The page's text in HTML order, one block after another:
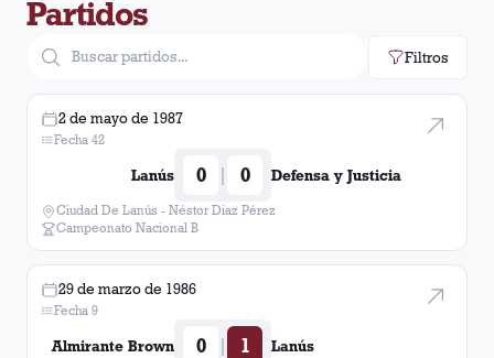
Partidos
Filtros
2 de mayo de 1987
Fecha 42
Lanús 0 | 0 Defensa y Justicia
Ciudad De Lanús - Néstor Diaz Pérez
Campeonato Nacional B
29 de marzo de 1986
Fecha 9
Almirante Brown 0 | 1 Lanús